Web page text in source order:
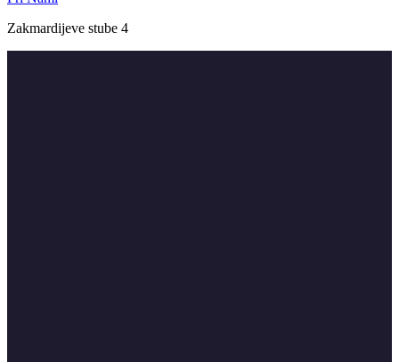
Zakmardijeve stube 4